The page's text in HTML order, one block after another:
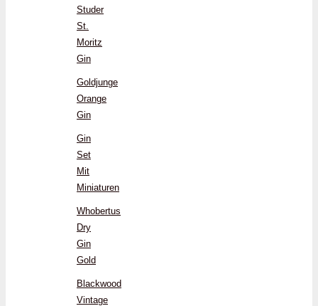
Studer
St.
Moritz
Gin
Goldjunge
Orange
Gin
Gin
Set
Mit
Miniaturen
Whobertus
Dry
Gin
Gold
Blackwood
Vintage